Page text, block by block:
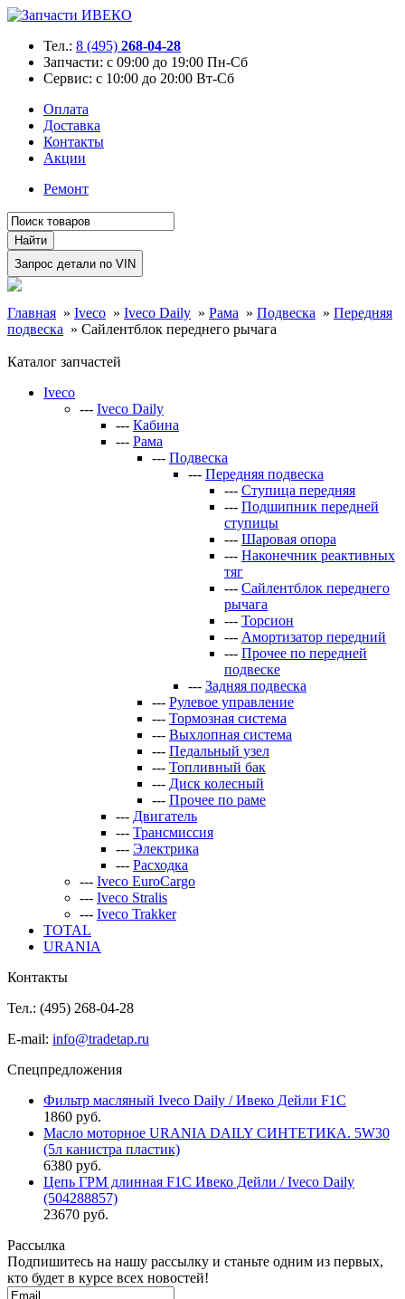
Тел.: 8 (495) 268-04-28
Запчасти: с 09:00 до 19:00 Пн-Сб
Сервис: с 10:00 до 20:00 Вт-Сб
Оплата
Доставка
Контакты
Акции
Ремонт
Главная » Iveco » Iveco Daily » Рама » Подвеска » Передняя
подвеска » Сайлентблок переднего рычага
Каталог запчастей
Iveco
--- Iveco Daily
--- Кабина
--- Рама
--- Подвеска
--- Передняя подвеска
--- Ступица передняя
--- Подшипник передней
ступицы
--- Шаровая опора
--- Наконечник реактивных
тяг
--- Сайлентблок переднего
рычага
--- Торсион
--- Амортизатор передний
--- Прочее по передней
подвеске
--- Задняя подвеска
--- Рулевое управление
--- Тормозная система
--- Выхлопная система
--- Педальный узел
--- Топливный бак
--- Диск колесный
--- Прочее по раме
--- Двигатель
--- Трансмиссия
--- Электрика
--- Расходка
--- Iveco EuroCargo
--- Iveco Stralis
--- Iveco Trakker
TOTAL
URANIA
Контакты
Тел.: (495) 268-04-28
E-mail: info@tradetap.ru
Спецпредложения
Фильтр масляный Iveco Daily / Ивеко Дейли F1C
1860 руб.
Масло моторное URANIA DAILY СИНТЕТИКА. 5W30
(5л канистра пластик)
6380 руб.
Цепь ГРМ длинная F1C Ивеко Дейли / Iveco Daily
(504288857)
23670 руб.
Рассылка
Подпишитесь на нашу рассылку и станьте одним из первых,
кто будет в курсе всех новостей!